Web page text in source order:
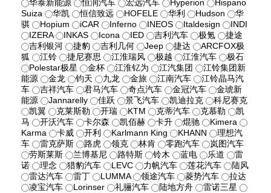
华泰新能源
恒润汽车 宏远汽车 Hyperion
Hispano
Suiza
华凯 恒信致远 HOFELE 华利 Hudson
华
骐
Hopium iCAR Inferno INEOS Italdesign
INDI
IZERA
INKAS Icona IED 吉利汽车 极氪
捷途
吉利银河
捷豹 吉利几何 Jeep 捷达
ARCFOX极
狐
江铃 捷尼赛思 江淮瑞风 极越 江淮汽车
极石
Polestar极星
金杯 江淮钇为 江汽集团
江铃集团新
能源
金龙 钧天 九龙 金旅 江南汽车
江铃晶马汽
车
吉祥汽车 君马汽车 奇点汽车 金冠汽车
金琥新
能源
Jannarelly 佳跃 景飞汽车 凯迪拉克
科尼赛克
凯翼
克莱斯勒 开瑞 KTM 克蒂汽车 克慕勒
凯
马
开沃汽车 卡尔森 凯佰赫 卡升 焜驰
Kimera
Karma
卡威 开利 Karlmann King KHANN
理想汽
车
雷克萨斯 路虎 领克 林肯 零跑汽车
岚图汽车
劳斯莱斯
兰博基尼 路特斯 铃木 蓝电 乐道
雷
诺
理念 猎豹汽车 LEVC 力帆汽车 莲花汽车
陆风
雷达汽车
雷丁 LUMMA 领途汽车 菱势汽车
拉达
凌宝汽车
Lorinser 礼骊汽车 陆地方舟
雷诺三星